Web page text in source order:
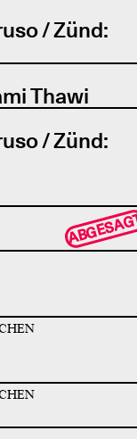
/ Zünd:
Thawi
/ Zünd: